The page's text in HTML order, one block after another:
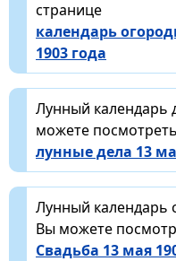
странице
календарь
1903 года
Лунный календарь
можете
лунные дела 13
Лунный календарь
Вы можете
Свадьба 13 мая